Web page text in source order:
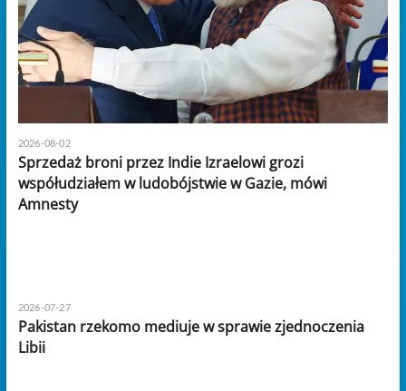
2026-08-02
Sprzedaż broni przez Indie Izraelowi grozi
współudziałem w ludobójstwie w Gazie, mówi
Amnesty
2026-07-27
Pakistan rzekomo mediuje w sprawie zjednoczenia
Libii